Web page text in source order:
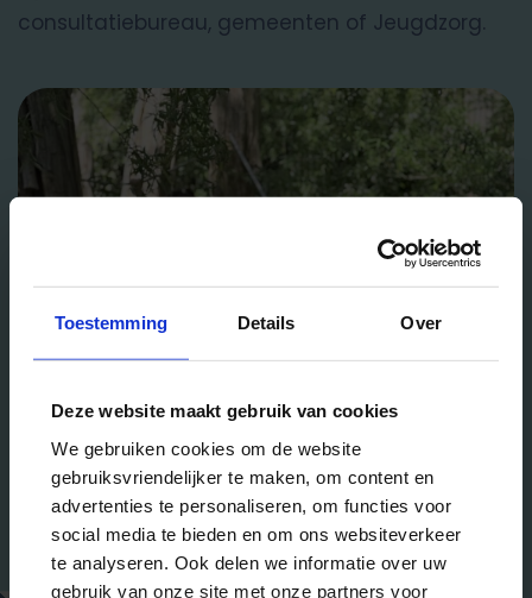
Toestemming Details Over
Deze website maakt gebruik van cookies
We gebruiken cookies om de website
gebruiksvriendelijker te maken, om content en
advertenties te personaliseren, om functies voor
social media te bieden en om ons websiteverkeer
te analyseren. Ook delen we informatie over uw
gebruik van onze site met onze partners voor
consultatiebureau, gemeenten of Jeugdzorg.